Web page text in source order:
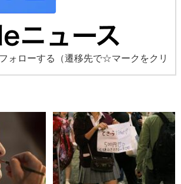
ォローする
（遷移先で☆マークをクリ